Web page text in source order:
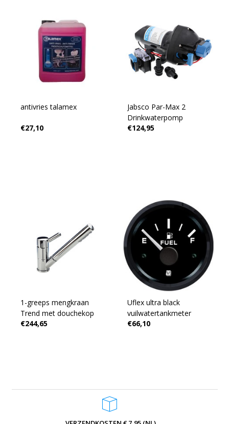
antivries talamex
€27,10
Jabsco Par-Max 2
Drinkwaterpomp
€124,95
1-greeps mengkraan
Trend met douchekop
€244,65
Uflex ultra black
vuilwatertankmeter
€66,10